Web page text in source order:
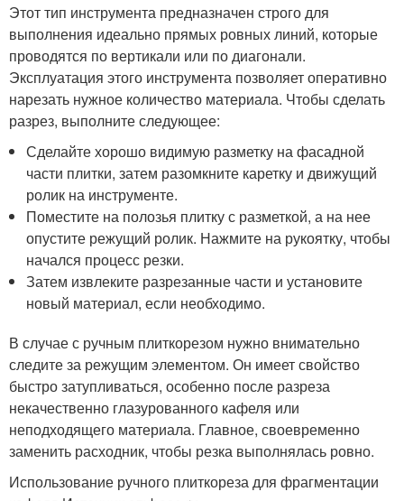
Этот тип инструмента предназначен строго для
выполнения идеально прямых ровных линий, которые
проводятся по вертикали или по диагонали.
Эксплуатация этого инструмента позволяет оперативно
нарезать нужное количество материала. Чтобы сделать
разрез, выполните следующее:
Сделайте хорошо видимую разметку на фасадной
части плитки, затем разомкните каретку и движущий
ролик на инструменте.
Поместите на полозья плитку с разметкой, а на нее
опустите режущий ролик. Нажмите на рукоятку, чтобы
начался процесс резки.
Затем извлеките разрезанные части и установите
новый материал, если необходимо.
В случае с ручным плиткорезом нужно внимательно
следите за режущим элементом. Он имеет свойство
быстро затупливаться, особенно после разреза
некачественно глазурованного кафеля или
неподходящего материала. Главное, своевременно
заменить расходник, чтобы резка выполнялась ровно.
Использование ручного плиткореза для фрагментации